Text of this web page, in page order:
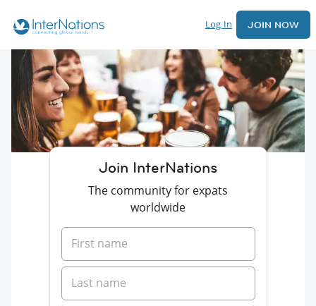
Log In JOIN NOW
Join InterNations
The community for expats
worldwide